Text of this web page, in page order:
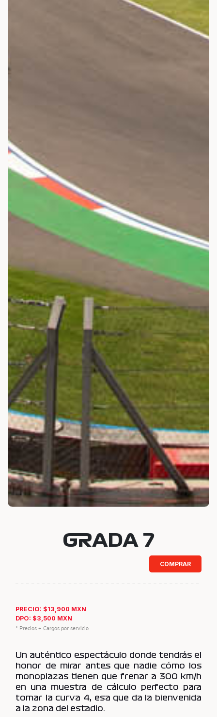
GRADA 7
COMPRAR
PRECIO: $13,900 MXN
DPO: $3,500 MXN
* Precios + Cargos por servicio
Un auténtico espectáculo donde tendrás el
honor de mirar antes que nadie cómo los
monoplazas tienen que frenar a 300 km/h
en una muestra de cálculo perfecto para
tomar la curva 4, esa que da la bienvenida
a la zona del estadio.